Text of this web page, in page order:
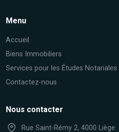
Menu
Accueil
Biens Immobiliers
Services pour les Études Notariales
Contactez-nous
Nous contacter
Rue Saint-Rémy 2, 4000 Liège